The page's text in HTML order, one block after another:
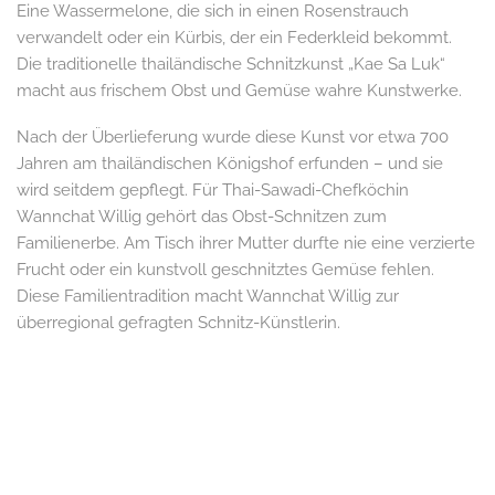
Eine Wassermelone, die sich in einen Rosenstrauch
verwandelt oder ein Kürbis, der ein Federkleid bekommt.
Die traditionelle thailändische Schnitzkunst „Kae Sa Luk“
macht aus frischem Obst und Gemüse wahre Kunstwerke.
Nach der Überlieferung wurde diese Kunst vor etwa 700
Jahren am thailändischen Königshof erfunden – und sie
wird seitdem gepflegt. Für Thai-Sawadi-Chefköchin
Wannchat Willig gehört das Obst-Schnitzen zum
Familienerbe. Am Tisch ihrer Mutter durfte nie eine verzierte
Frucht oder ein kunstvoll geschnitztes Gemüse fehlen.
Diese Familientradition macht Wannchat Willig zur
überregional gefragten Schnitz-Künstlerin.